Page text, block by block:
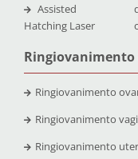
Assisted
Hatching Laser
Ringiovanimento
Ringiovanimento
Ringiovanimento